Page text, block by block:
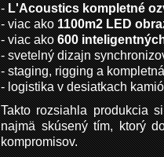
-L'Acoustics kompletné
- viac ako1100m2 LED
- viac ako600
- svetelný dizajn
- staging, rigging a
- logistika v desiatkach
Takto rozsiahla produkcia
najmä skúsený tím, ktorý
kompromisov.